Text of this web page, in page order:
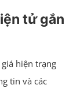
tử gắn
hiện trạng
tin và các